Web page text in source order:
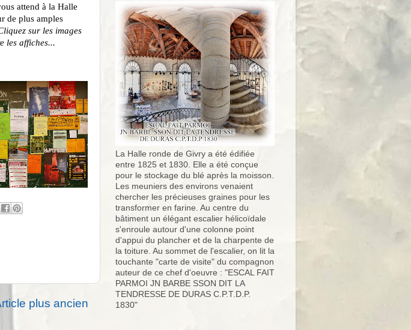
attend à la Halle
de plus amples
sur les images
les affiches...
plus ancien
La Halle ronde de Givry a été édifiée
entre 1825 et 1830. Elle a été conçue
pour le stockage du blé après la moisson.
Les meuniers des environs venaient
chercher les précieuses graines pour les
transformer en farine. Au centre du
bâtiment un élégant escalier hélicoïdale
s'enroule autour d'une colonne point
d'appui du plancher et de la charpente de
la toiture. Au sommet de l'escalier, on lit la
touchante "carte de visite" du compagnon
auteur de ce chef d'oeuvre : "ESCAL FAIT
PARMOI JN BARBE SSON DIT LA
TENDRESSE DE DURAS C.P.T.D.P.
1830"